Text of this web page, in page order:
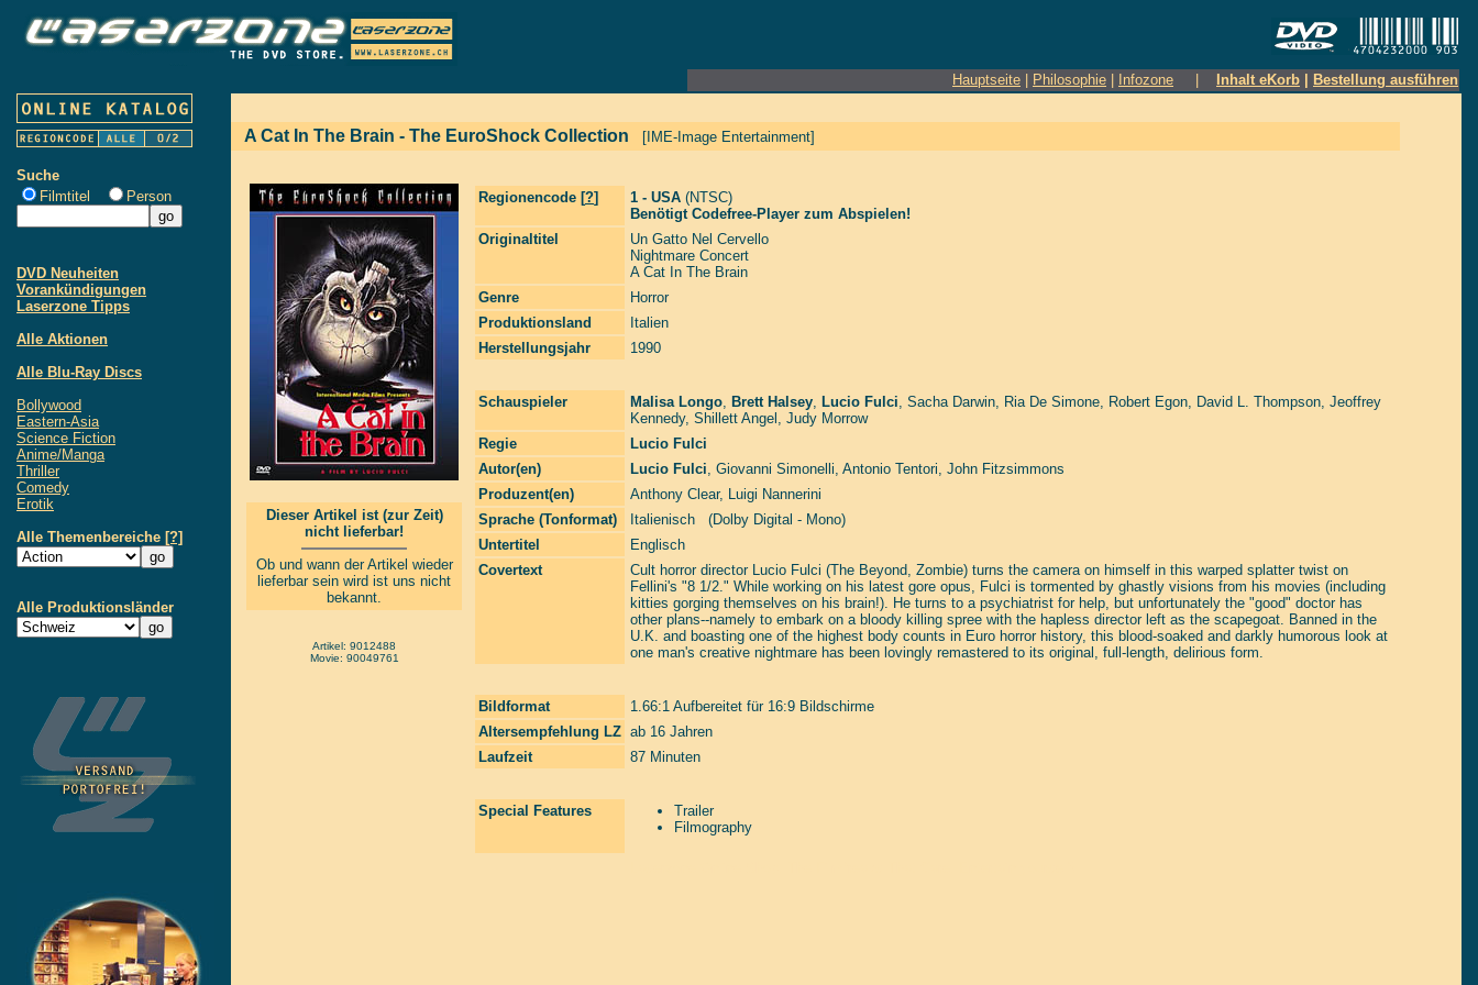
Hauptseite Philosophie Infozone Inhalt eKorb Bestellung ausführen
Suche
Filmtitel
Person
DVD Neuheiten
Vorankündigungen
Laserzone Tipps
Alle Aktionen
Alle Blu-Ray Discs
Bollywood
Eastern-Asia
Science Fiction
Anime/Manga
Thriller
Comedy
Erotik
Alle Themenbereiche [?]
Alle Produktionsländer
A Cat In The Brain - The EuroShock Collection [IME-Image Entertainment]
Dieser Artikel ist (zur Zeit)
nicht lieferbar!
Ob und wann der Artikel wieder
lieferbar sein wird ist uns nicht
bekannt.
Artikel: 9012488
Movie: 90049761
Regionencode [?] 1 - USA (NTSC)
Benötigt Codefree-Player zum Abspielen!
Originaltitel
Un Gatto Nel Cervello
Nightmare Concert
A Cat In The Brain
Genre
Horror
Produktionsland
Italien
Herstellungsjahr
1990
Schauspieler Malisa Longo, Brett Halsey, Lucio Fulci, Sacha Darwin, Ria De Simone, Robert Egon, David L. Thompson, Jeoffrey
Kennedy, Shillett Angel , Judy Morrow
Regie
Lucio Fulci
Autor(en)
Lucio Fulci, Giovanni Simonelli, Antonio Tentori, John Fitzsimmons
Produzent(en)
Anthony Clear, Luigi Nannerini
Sprache (Tonformat)
Italienisch (Dolby Digital - Mono)
Untertitel
Englisch
Covertext
Cult horror director Lucio Fulci (The Beyond, Zombie) turns the camera on himself in this warped splatter twist on
Fellini's "8 1/2." While working on his latest gore opus, Fulci is tormented by ghastly visions from his movies (including
kitties gorging themselves on his brain!). He turns to a psychiatrist for help, but unfortunately the "good" doctor has
other plans--namely to embark on a bloody killing spree with the hapless director left as the scapegoat. Banned in the
U.K. and boasting one of the highest body counts in Euro horror history, this blood-soaked and darkly humorous look at
one man's creative nightmare has been lovingly remastered to its original, full-length, delirious form.
Bildformat
1.66:1 Aufbereitet für 16:9 Bildschirme
Altersempfehlung LZ ab 16 Jahren
Laufzeit
87 Minuten
Special Features
Trailer
Filmography